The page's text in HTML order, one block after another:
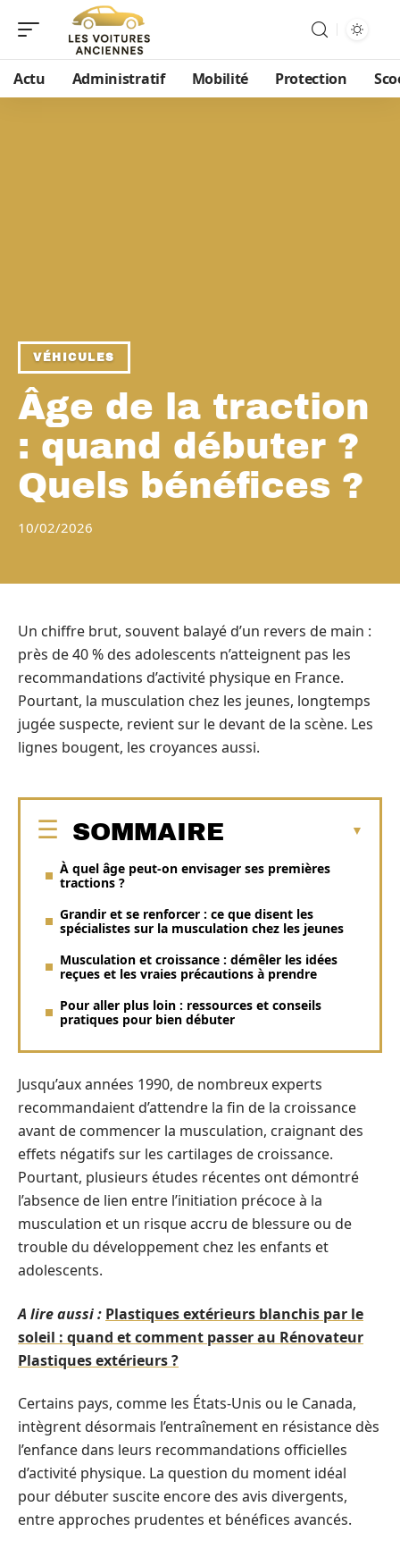
Actu Administratif Mobilité Protection
VÉHICULES
Âge de la traction
: quand débuter ?
Quels bénéfices ?
10/02/2026
Un chiffre brut, souvent balayé d’un revers de main :
près de 40 % des adolescents n’atteignent pas les
recommandations d’activité physique en France.
Pourtant, la musculation chez les jeunes, longtemps
jugée suspecte, revient sur le devant de la scène. Les
lignes bougent, les croyances aussi.
SOMMAIRE
À quel âge peut-on envisager ses premières
tractions ?
Grandir et se renforcer : ce que disent les
spécialistes sur la musculation chez les jeunes
Musculation et croissance : démêler les idées
reçues et les vraies précautions à prendre
Pour aller plus loin : ressources et conseils
pratiques pour bien débuter
Jusqu’aux années 1990, de nombreux experts
recommandaient d’attendre la fin de la croissance
avant de commencer la musculation, craignant des
effets négatifs sur les cartilages de croissance.
Pourtant, plusieurs études récentes ont démontré
l’absence de lien entre l’initiation précoce à la
musculation et un risque accru de blessure ou de
trouble du développement chez les enfants et
adolescents.
A lire aussi : Plastiques extérieurs blanchis par le
soleil : quand et comment passer au Rénovateur
Plastiques extérieurs ?
Certains pays, comme les États-Unis ou le Canada,
intègrent désormais l’entraînement en résistance dès
l’enfance dans leurs recommandations officielles
d’activité physique. La question du moment idéal
pour débuter suscite encore des avis divergents,
entre approches prudentes et bénéfices avancés.